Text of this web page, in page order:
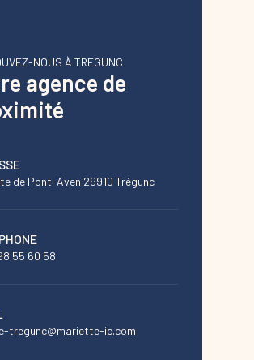
agence de
NOUS À TREGUNC
de Pont-Aven 29910 Trégunc
55 60 58
tregunc@mariette-ic.com